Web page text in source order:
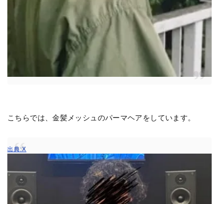
こちらでは、金髪メッシュのパーマヘアをしています。
出典:X